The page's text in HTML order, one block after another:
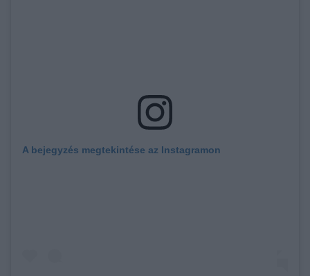
A bejegyzés megtekintése az Instagramon